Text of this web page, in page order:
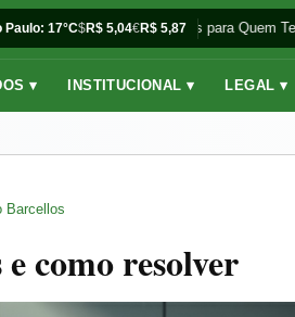
Paulo: 17°C$R$ 5,04€R$ 5,87
Frases para Quem Te
▾ INSTITUCIONAL ▾ LEGAL ▾
Barcellos
como resolver